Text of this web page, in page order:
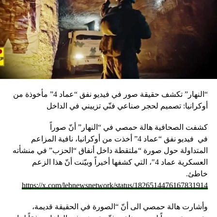
إختتام النسخة الخامسة من برنامج “القيادة الشبابية”، الذي
تنظمه جمعية “نهضة لبنان” بهدف “تطوير العمل السياسي
والحزبي”. يتخلله توزيع شهادات للمشاركين في دورة 2018. في
مكاتب الجمعية الكائنة في Quantum House- شارع سرسق.
18,30 يمنح سفير فرنسا برونو فوشيه باسم الحكومة الفرنسية،
وسام الفنون والآداب برتبة فارس إلى الملحن وعازف العود
والمغني اللبناني مارسيل خليفة، تكريما لمسيرته المهنية. في
قصر الصنوبر. =================================
تابعوا أخبار الوكالة الوطنية للاعلام عبر أثير إذاعة لبنان على
الموجات 98.5 و98.1 و96.2 FM
RELATED TOPICS:
UP
ضربة موجعة لـ الحرس الثوري في الأهواز
DON'T MISS
حداد خلال تدشين كنيسة المخلص في الصالحية: نعيد بناء
وشرقها
“النهار” تكشف حقيقة صور في فيديو نفق “عماد 4” مأخوذة من
أوكرانيا: تصميم لحجر صناعي فنّي تزييني في الداخل
كشفت الصحافية هالة حمصي في “النهار” أنّ صوراً
في فيديو
نفق “عماد 4” أخذت من أوكرانيا، نافية المزاعم
المتداولة حول صورة “ملتقطة داخل أنفاق “الحزب” في منشأته
العسكرية عماد 4″، التي كشفها أخيراً وبيّنت أنّ هذا الزعم
خاطئ.
https://x.com/lebnewsnetwork/status/1826514476167831914
وأشارت هالة حمصي الى أنّ “الصورة في الحقيقة قديمة،